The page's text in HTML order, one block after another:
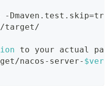
-Dmaven.test.skip=
target/
to your actual
nacos-server-